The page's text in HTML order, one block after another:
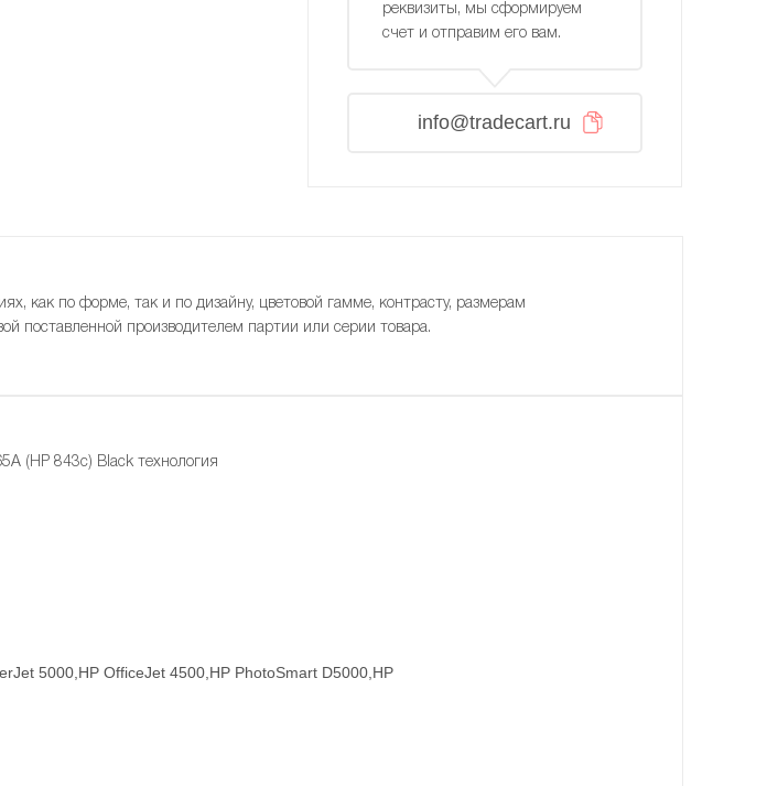
реквизиты, мы сформируем
счет и отправим его вам.
info@tradecart.ru
как по форме, так и по дизайну, цветовой гамме, контрасту, размерам
поставленной производителем партии или серии товара.
(HP 843c) Black технология
5000,HP OfficeJet 4500,HP PhotoSmart D5000,HP